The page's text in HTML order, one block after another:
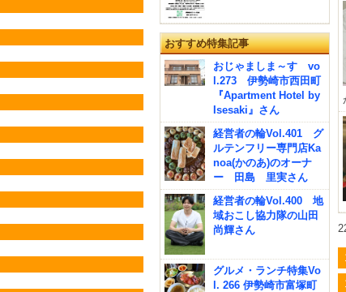
おすすめ特集記事
おじゃましま～す vo
l.273 伊勢崎市西田町
『Apartment Hotel by
Isesaki』さん
経営者の輪Vol.401 グ
ルテンフリー専門店Ka
noa(かのあ)のオーナ
ー 田島 里実さん
経営者の輪Vol.400 地
域おこし協力隊の山田
尚輝さん
グルメ・ランチ特集Vo
l. 266 伊勢崎市富塚町